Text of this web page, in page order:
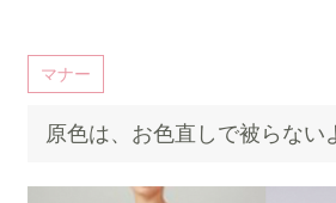
マナー
原色は、お色直しで被らない